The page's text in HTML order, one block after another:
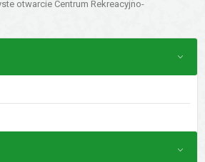
otwarcie Centrum Rekreacyjno-